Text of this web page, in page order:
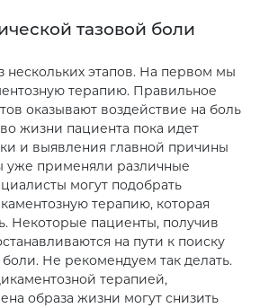
тазовой боли
нескольких этапов. На первом мы
терапию. Правильное
оказывают воздействие на боль
жизни пациента пока идет
и выявления главной причины
уже применяли различные
могут подобрать
терапию, которая
Некоторые пациенты, получив
на пути к поиску
Не рекомендуем так делать.
терапией,
образа жизни могут снизить